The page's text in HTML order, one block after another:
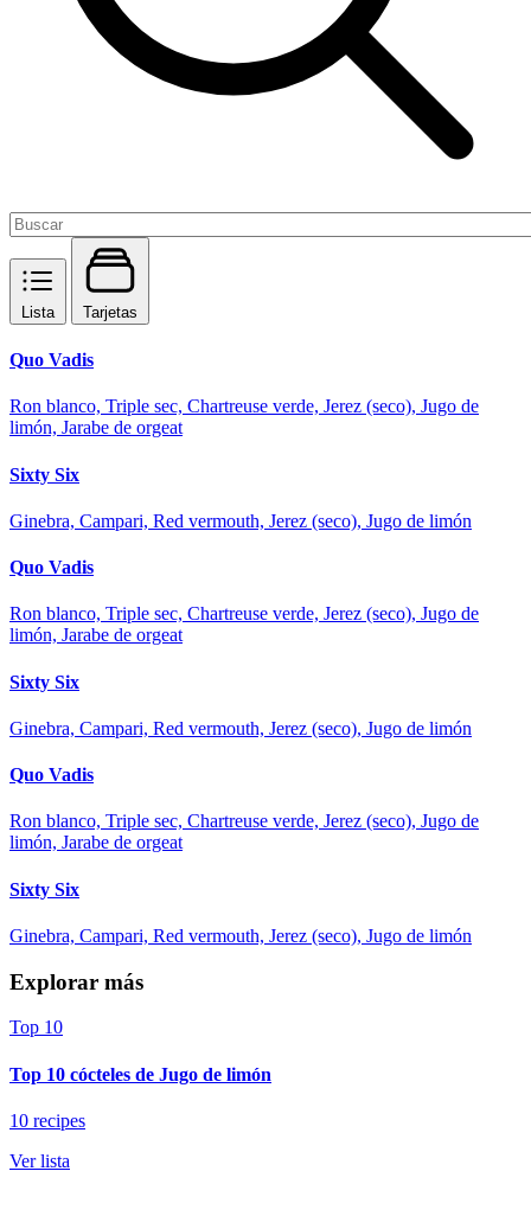
Lista Tarjetas
Quo Vadis
Ron blanco, Triple sec, Chartreuse verde, Jerez (seco), Jugo de
limón, Jarabe de orgeat
Sixty Six
Ginebra, Campari, Red vermouth, Jerez (seco), Jugo de limón
Quo Vadis
Ron blanco, Triple sec, Chartreuse verde, Jerez (seco), Jugo de
limón, Jarabe de orgeat
Sixty Six
Ginebra, Campari, Red vermouth, Jerez (seco), Jugo de limón
Quo Vadis
Ron blanco, Triple sec, Chartreuse verde, Jerez (seco), Jugo de
limón, Jarabe de orgeat
Sixty Six
Ginebra, Campari, Red vermouth, Jerez (seco), Jugo de limón
Explorar más
Top 10
Top 10 cócteles de Jugo de limón
10 recipes
Ver lista